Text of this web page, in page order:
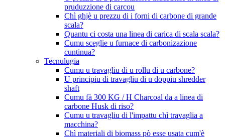
pruduzzione di carcou
Chì ghjè u prezzu di i forni di carbone di grande
scala?
Quantu ci costa una linea di carica di scala scala?
Cumu sceglie u furnace di carbonizazione
cuntinua?
Tecnulugia
Cumu u travagliu di u rollu di u carbone?
U principiu di travagliu di u doppiu shredder
shaft
Cumu fà 300 KG / H Charcoal da a linea di
carbone Husk di riso?
Cumu u travagliu di l'impattu chì travaglia a
macchina?
Chì materiali di biomass pò esse usata cum'è